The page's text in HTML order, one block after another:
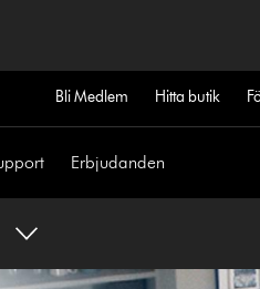
Bli Medlem Hitta butik
Erbjudanden